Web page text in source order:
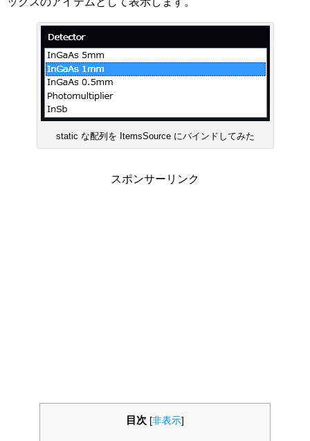
static な配列を ItemsSource にバインドしてみた
スポンサーリンク
目次 [非表示]